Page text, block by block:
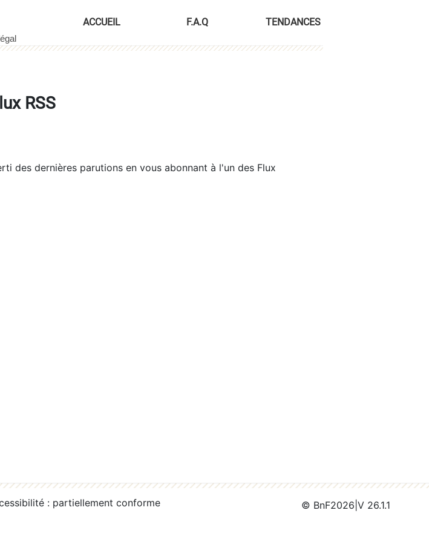
ACCUEIL F.A.Q TENDANCES
RSS
des dernières parutions en vous abonnant à l'un des Flux
: partiellement conforme © BnF2026 V 26.1.1